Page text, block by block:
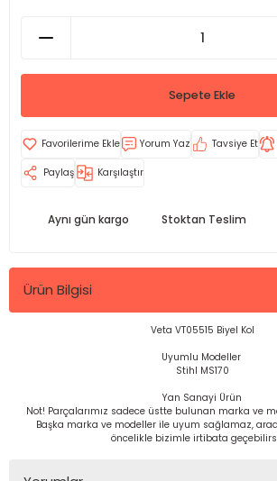
Sepete Ekle
Yorum Yaz Tavsiye Et
Paylaş Karşılaştır
Aynı gün kargo Stoktan Teslim
Ürün Bilgisi
Veta VT05515 Biyel Kol
Uyumlu Modeller
Stihl MS170
Yan Sanayi Ürün
Not! Parçalarımız sadece üstte bulunan marka ve
Başka marka ve modeller ile uyum sağlamaz,
öncelikle bizimle irtibata